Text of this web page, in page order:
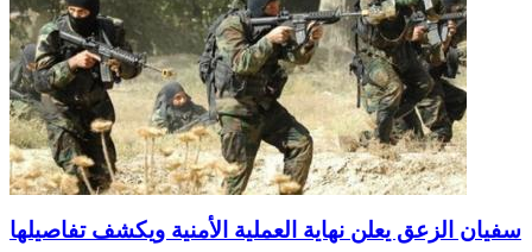
سفيان الزعق يعلن نهاية العملية الأمنية ويكشف تفاصيلها